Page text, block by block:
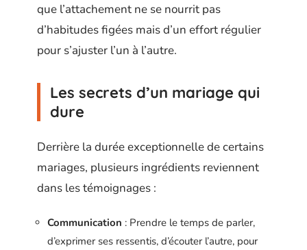
que l’attachement ne se nourrit pas
d’habitudes figées mais d’un effort régulier
pour s’ajuster l’un à l’autre.
Les secrets d’un mariage qui
dure
Derrière la durée exceptionnelle de certains
mariages, plusieurs ingrédients reviennent
dans les témoignages :
Communication : Prendre le temps de parler,
d’exprimer ses ressentis, d’écouter l’autre, pour